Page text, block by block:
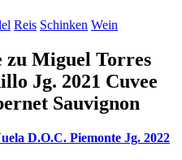
Reis Schinken Wein
Miguel Torres
Jg. 2021 Cuvee
Sauvignon
D.O.C. Piemonte Jg. 2022